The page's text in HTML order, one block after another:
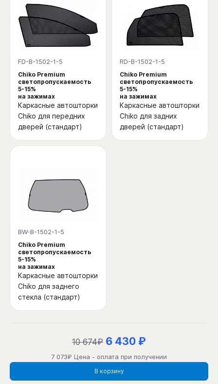
FD-B-1502-1-5
Chiko Premium
светопропускаемость
5-15%
на зажимах
Каркасные автошторки
Chiko для передних
дверей (стандарт)
RD-B-1502-1-5
Chiko Premium
светопропускаемость
5-15%
на зажимах
Каркасные автошторки
Chiko для задних
дверей (стандарт)
BW-B-1502-1-5
Chiko Premium
светопропускаемость
5-15%
на зажимах
Каркасные автошторки
Chiko для заднего
стекла (стандарт)
10 674₽ 6 430 ₽
7 073₽ Цена - оплата при получении
В корзину